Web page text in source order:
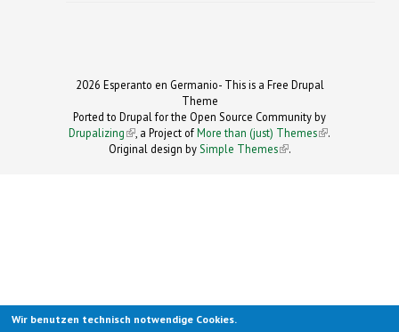
2026 Esperanto en Germanio- This is a Free Drupal
Theme
Ported to Drupal for the Open Source Community by
Drupalizing(link is external)
, a Project ofMore than (just) Themes (link is
.
Original design by Simple Themes
(link is
.
Wir benutzen technisch notwendige Cookies.